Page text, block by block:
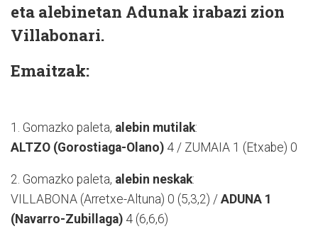
eta alebinetan Adunak irabazi zion
Villabonari.
Emaitzak:
1. Gomazko paleta, alebin mutilak:
ALTZO (Gorostiaga-Olano) 4 / ZUMAIA 1 (Etxabe) 0
2. Gomazko paleta, alebin neskak:
VILLABONA (Arretxe-Altuna) 0 (5,3,2) / ADUNA 1
(Navarro-Zubillaga) 4 (6,6,6)